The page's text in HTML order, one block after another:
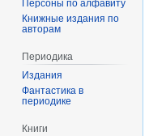
Персоны по алфавиту
Книжные издания по
авторам
Периодика
Издания
Фантастика в
периодике
Книги